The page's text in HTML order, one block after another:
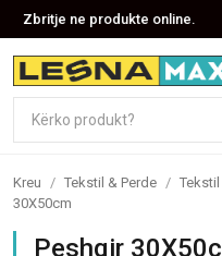
Zbritje ne produkte online.
Kreu / Tekstil & Perde / Tekstil
30X50cm
Peshqir